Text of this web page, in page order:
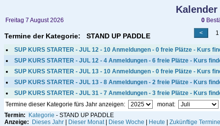
Freitag 7 August 2026 0
Termine der Kategorie: STAND UP PADDLE 1
SUP KURS STARTER - JUL 12 - 10 Anmeldungen - 0 freie Plätze - Kurs
SUP KURS STARTER - JUL 12 - 4 Anmeldungen - 6 freie Plätze - Kurs
SUP KURS STARTER - JUL 13 - 10 Anmeldungen - 0 freie Plätze - Kurs
SUP KURS STARTER - JUL 13 - 8 Anmeldungen - 2 freie Plätze - Kurs
SUP KURS STARTER - JUL 31 - 7 Anmeldungen - 3 freie Plätze - Kurs
Termine dieser Kategorie fürs Jahr anzeigen:
monat:
Termin:
Kategorie - STAND UP PADDLE
Anzeige:
Dieses Jahr Dieser Monat| Diese Woche Heute Zukünftige Termine